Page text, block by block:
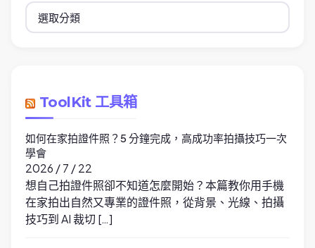
分
類
ToolKit 工具箱
如何在家拍證件照？5 分鐘完成，高成功率拍攝技巧一次
學會
2026 / 7 / 22
想自己拍證件照卻不知道怎麼開始？本篇教你用手機
在家拍出自然又專業的證件照，從背景、光線、拍攝
技巧到 AI 裁切 […]